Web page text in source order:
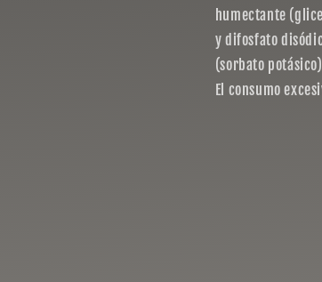
humectante
y difosfato
(sorbato
El consumo